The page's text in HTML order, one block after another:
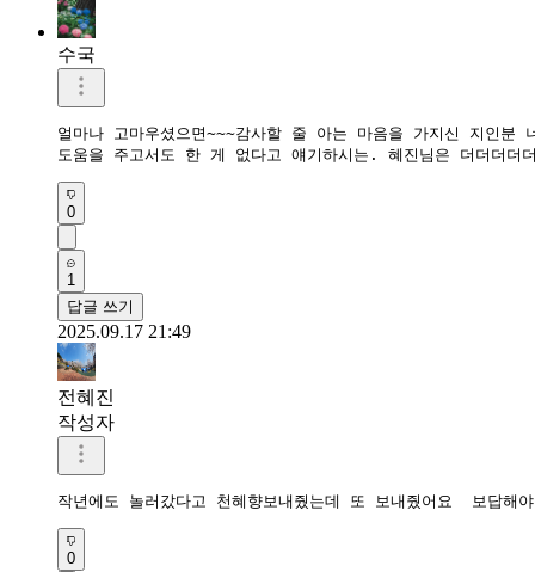
수국
얼마나 고마우셨으면~~~감사할 줄 아는 마음을 가지신 지인분
도움을 주고서도 한 게 없다고 얘기하시는. 혜진님은 더더더더
0
1
답글 쓰기
2025.09.17 21:49
전혜진
작성자
작년에도 놀러갔다고 천혜향보내줬는데 또 보내줬어요  보답해야
0